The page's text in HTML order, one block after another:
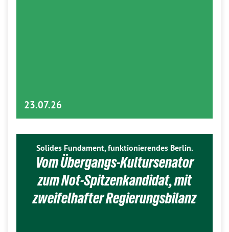
23.07.26
Solides Fundament, funktionierendes Berlin.
Vom Übergangs-Kultursenator
zum Not-Spitzenkandidat, mit
zweifelhafter Regierungsbilanz